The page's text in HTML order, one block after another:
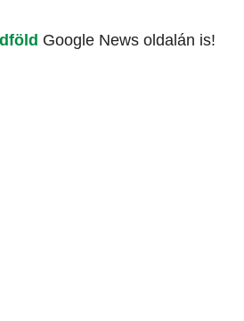
Google News oldalán is!